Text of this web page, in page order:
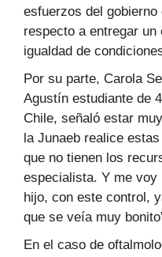
esfuerzos del
respecto a entregar
igualdad de
Por su parte, Carola
Agustín estudiante de
Chile, señaló estar
la Junaeb realice
que no tienen los
especialista. Y me voy
hijo, con este control,
que se veía muy
En el caso de